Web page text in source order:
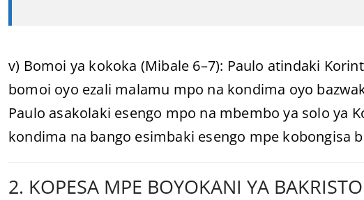
v) Bomoi ya kokoka (Mibale 6–7): Paulo atindaki
bomoi oyo ezali malamu mpo na kondima oyo
Paulo asakolaki esengo mpo na mbembo ya solo ya
kondima na bango esimbaki esengo mpe kobongisa
2. KOPESA MPE BOYOKANI YA